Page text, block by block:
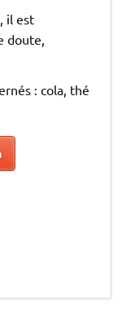
il est
doute,
: cola, thé